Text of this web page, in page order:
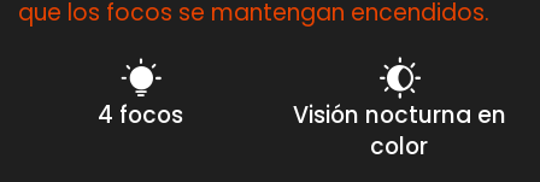
que los focos se mantengan encendidos.
4 focos
Visión nocturna en
color